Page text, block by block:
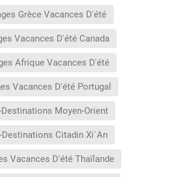
Grèce Vacances D'été
Vacances D'été Canada
Afrique Vacances D'été
Vacances D'été Portugal
Moyen-Orient
Citadin Xi´An
Vacances D'été Thaïlande